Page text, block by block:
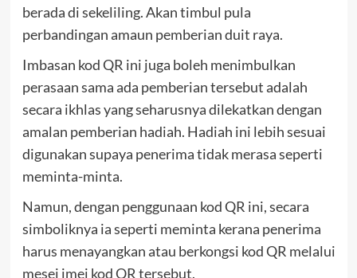
berada di sekeliling. Akan timbul pula
perbandingan amaun pemberian duit raya.
Imbasan kod QR ini juga boleh menimbulkan
perasaan sama ada pemberian tersebut adalah
secara ikhlas yang seharusnya dilekatkan dengan
amalan pemberian hadiah. Hadiah ini lebih sesuai
digunakan supaya penerima tidak merasa seperti
meminta-minta.
Namun, dengan penggunaan kod QR ini, secara
simboliknya ia seperti meminta kerana penerima
harus menayangkan atau berkongsi kod QR melalui
mesej imej kod QR tersebut.